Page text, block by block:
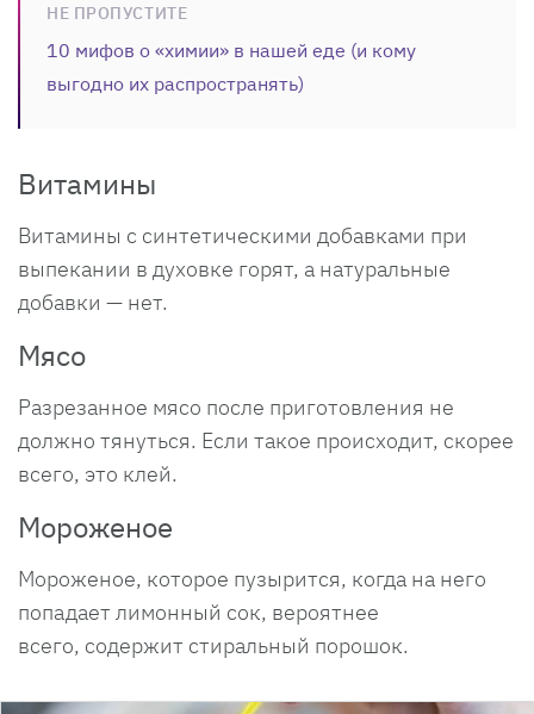
НЕ ПРОПУСТИТЕ
10 мифов о «химии» в нашей еде (и кому
выгодно их распространять)
Витамины
Витамины с синтетическими добавками при
выпекании в духовке горят, а натуральные
добавки — нет.
Мясо
Разрезанное мясо после приготовления не
должно тянуться. Если такое происходит, скорее
всего, это клей.
Мороженое
Мороженое, которое пузырится, когда на него
попадает лимонный сок, вероятнее
всего, содержит стиральный порошок.